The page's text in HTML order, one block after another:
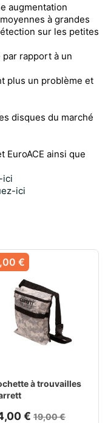
augmentation
à grandes
sur les petites
rapport à un
plus un problème et
disques du marché
EuroACE ainsi que
ici
ici
à trouvailles
€ 19,00 €
€